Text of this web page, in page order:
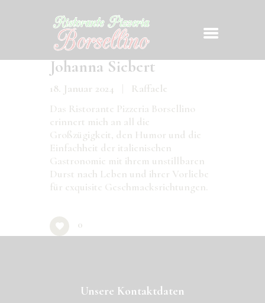
START
ÜBER UNS
DIE KARTE
TISCHBUCHUNG
Johanna Siebert
18. Januar 2024
Raffaele
Das Ristorante Pizzeria Borsellino
erinnert mich an all die
Großzügigkeit, den Humor und die
Einfachheit der italienischen
Gastronomie mit ihrem unstillbaren
Durst nach Leben und ihrer Vorliebe
für exquisite Geschmacksrichtungen.
0
Unsere Kontaktdaten